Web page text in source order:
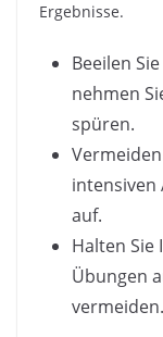
Ergebnisse.
Beeilen
nehmen
spüren.
intensiven
auf.
Halten
Übungen
vermeiden.